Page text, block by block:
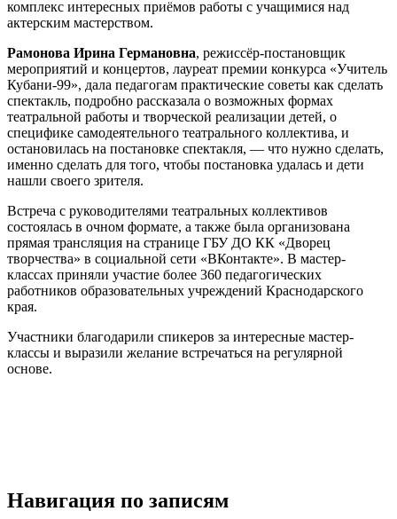
комплекс интересных приёмов работы с учащимися над
актерским мастерством.
Рамонова Ирина Германовна, режиссёр-постановщик
мероприятий и концертов, лауреат премии конкурса «Учитель
Кубани-99», дала педагогам практические советы как сделать
спектакль, подробно рассказала о возможных формах
театральной работы и творческой реализации детей, о
специфике самодеятельного театрального коллектива, и
остановилась на постановке спектакля, — что нужно сделать,
именно сделать для того, чтобы постановка удалась и дети
нашли своего зрителя.
Встреча с руководителями театральных коллективов
состоялась в очном формате, а также была организована
прямая трансляция на странице ГБУ ДО КК «Дворец
творчества» в социальной сети «ВКонтакте». В мастер-
классах приняли участие более 360 педагогических
работников образовательных учреждений Краснодарского
края.
Участники благодарили спикеров за интересные мастер-
классы и выразили желание встречаться на регулярной
основе.
Навигация по записям